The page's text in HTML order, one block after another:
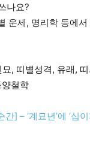
나요?
운세, 명리학 등에
, 띠별성격, 유래,
철학
] – ‘계묘년’에 ‘십